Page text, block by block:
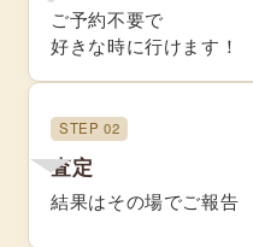
ご予約不要で
好きな時に行けます！
STEP 02
査定
結果はその場でご報告